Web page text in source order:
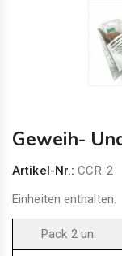
Geweih-
Artikel-Nr.: CCR-2
Einheiten enthalten:
Pack 2 un.